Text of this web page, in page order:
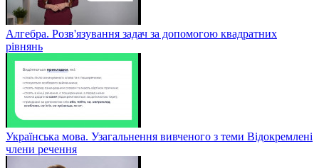
Алгебра. Розв'язування задач за допомогою квадратних
рівнянь
Українська мова. Узагальнення вивченого з теми Відокремлені
члени речення